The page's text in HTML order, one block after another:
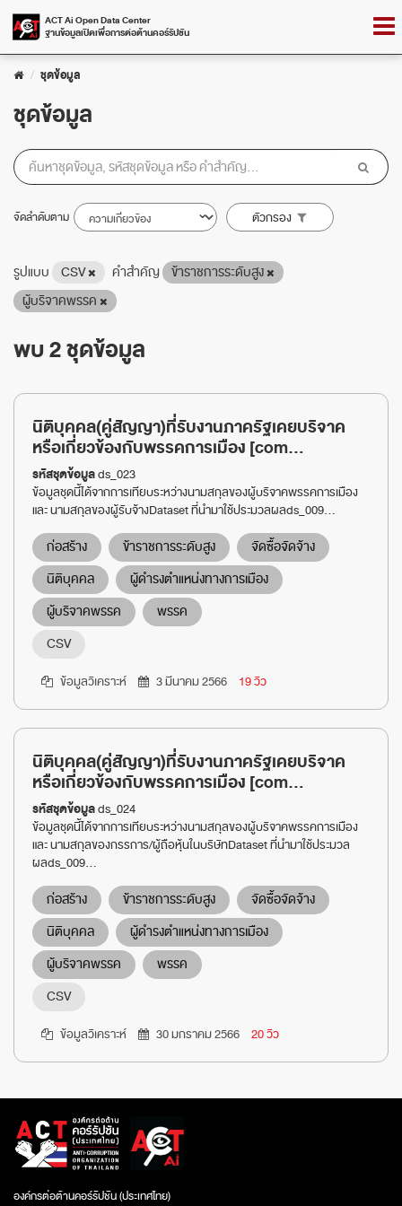
Skip
ACT Ai Open Data Center
ฐานข้อมูลเปิดเพื่อการต่อต้านคอร์รัปชัน
ชุดข้อมูล
ชุดข้อมูล
จัดลำดับตาม ตัวกรอง
รูปแบบ CSV คำสำคัญ ข้าราชการระดับสูง
ผู้บริจาคพรรค
พบ 2 ชุดข้อมูล
นิติบุคคล(คู่สัญญา)ที่รับงานภาครัฐเคยบริจาค
หรือเกี่ยวข้องกับพรรคการเมือง [com...
รหัสชุดข้อมูลds_023
ข้อมูลชุดนี้ได้จากการเทียบระหว่างนามสกุลของผู้บริจาคพรรคการเมือง
และ นามสกุลของผู้รับจ้างDataset ที่นำมาใช้ประมวลผลds_009...
ก่อสร้าง ข้าราชการระดับสูง
จัดซื้อจัดจ้าง
นิติบุคคล
ผู้ดำรงตำแหน่งทางการเมือง
ผู้บริจาคพรรค
พรรค
CSV
ข้อมูลวิเคราะห์ 3 มีนาคม 2566 19 วิว
นิติบุคคล(คู่สัญญา)ที่รับงานภาครัฐเคยบริจาค
หรือเกี่ยวข้องกับพรรคการเมือง [com...
รหัสชุดข้อมูลds_024
ข้อมูลชุดนี้ได้จากการเทียบระหว่างนามสกุลของผู้บริจาคพรรคการเมือง
และ นามสกุลของกรรการ/ผู้ถือหุ้นในบริษัทDataset ที่นำมาใช้ประมวล
ผลds_009...
ก่อสร้าง ข้าราชการระดับสูง
จัดซื้อจัดจ้าง
นิติบุคคล
ผู้ดำรงตำแหน่งทางการเมือง
ผู้บริจาคพรรค
พรรค
CSV
ข้อมูลวิเคราะห์ 30 มกราคม 2566 20 วิว
องค์กรต่อต้านคอร์รัปชัน (ประเทศไทย)